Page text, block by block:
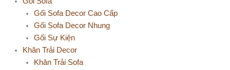
Gối Sofa Decor Cao Cấp
Gối Sofa Decor Nhung
Gối Sự Kiện
Khăn Trải Decor
Khăn Trải Sofa